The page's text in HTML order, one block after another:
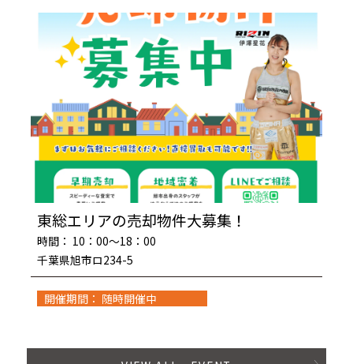
東総エリアの売却物件大募集！
時間： 10：00～18：00
千葉県旭市ロ234-5
開催期間： 随時開催中